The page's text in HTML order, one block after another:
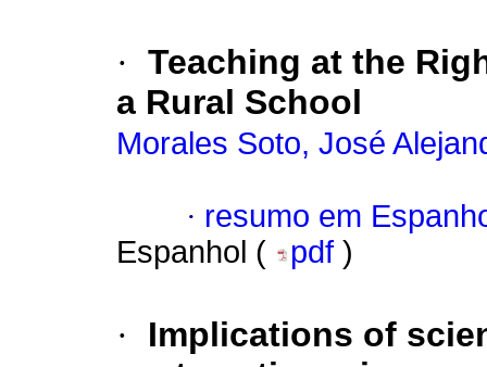
· Teaching at the
a Rural School
Morales Soto, José
· resumo em
Espanhol (
pdf )
·
Implications of